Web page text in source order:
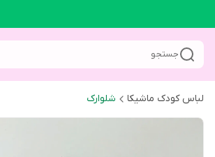
جستجو
لباس کودک ماشیکا شلوارک